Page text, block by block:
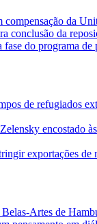
compensação da
conclusão da
do programa de
de refugiados
encostado
exportações de
Artes de